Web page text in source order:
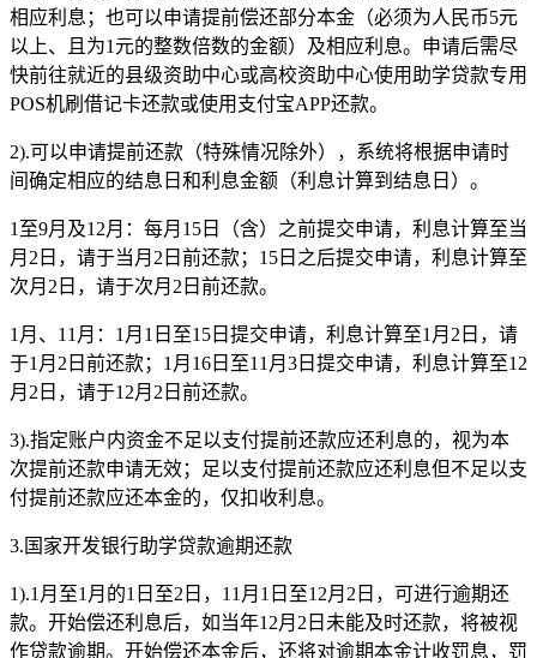
相应利息；也可以申请提前偿还部分本金（必须为人民币5元
以上、且为1元的整数倍数的金额）及相应利息。申请后需尽
快前往就近的县级资助中心或高校资助中心使用助学贷款专用
POS机刷借记卡还款或使用支付宝APP还款。
2).可以申请提前还款（特殊情况除外），系统将根据申请时
间确定相应的结息日和利息金额（利息计算到结息日）。
1至9月及12月：每月15日（含）之前提交申请，利息计算至当
月2日，请于当月2日前还款；15日之后提交申请，利息计算至
次月2日，请于次月2日前还款。
1月、11月：1月1日至15日提交申请，利息计算至1月2日，请
于1月2日前还款；1月16日至11月3日提交申请，利息计算至12
月2日，请于12月2日前还款。
3).指定账户内资金不足以支付提前还款应还利息的，视为本
次提前还款申请无效；足以支付提前还款应还利息但不足以支
付提前还款应还本金的，仅扣收利息。
3.国家开发银行助学贷款逾期还款
1).1月至1月的1日至2日，11月1日至12月2日，可进行逾期还
款。开始偿还利息后，如当年12月2日未能及时还款，将被视
作贷款逾期。开始偿还本金后，还将对逾期本金计收罚息，罚